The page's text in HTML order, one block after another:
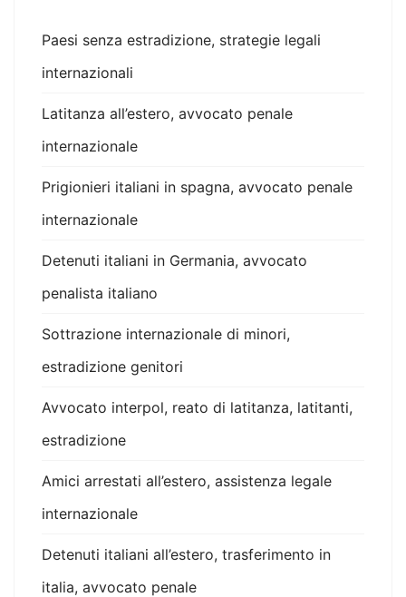
Paesi senza estradizione, strategie legali
internazionali
Latitanza all’estero, avvocato penale
internazionale
Prigionieri italiani in spagna, avvocato penale
internazionale
Detenuti italiani in Germania, avvocato
penalista italiano
Sottrazione internazionale di minori,
estradizione genitori
Avvocato interpol, reato di latitanza, latitanti,
estradizione
Amici arrestati all’estero, assistenza legale
internazionale
Detenuti italiani all’estero, trasferimento in
italia, avvocato penale